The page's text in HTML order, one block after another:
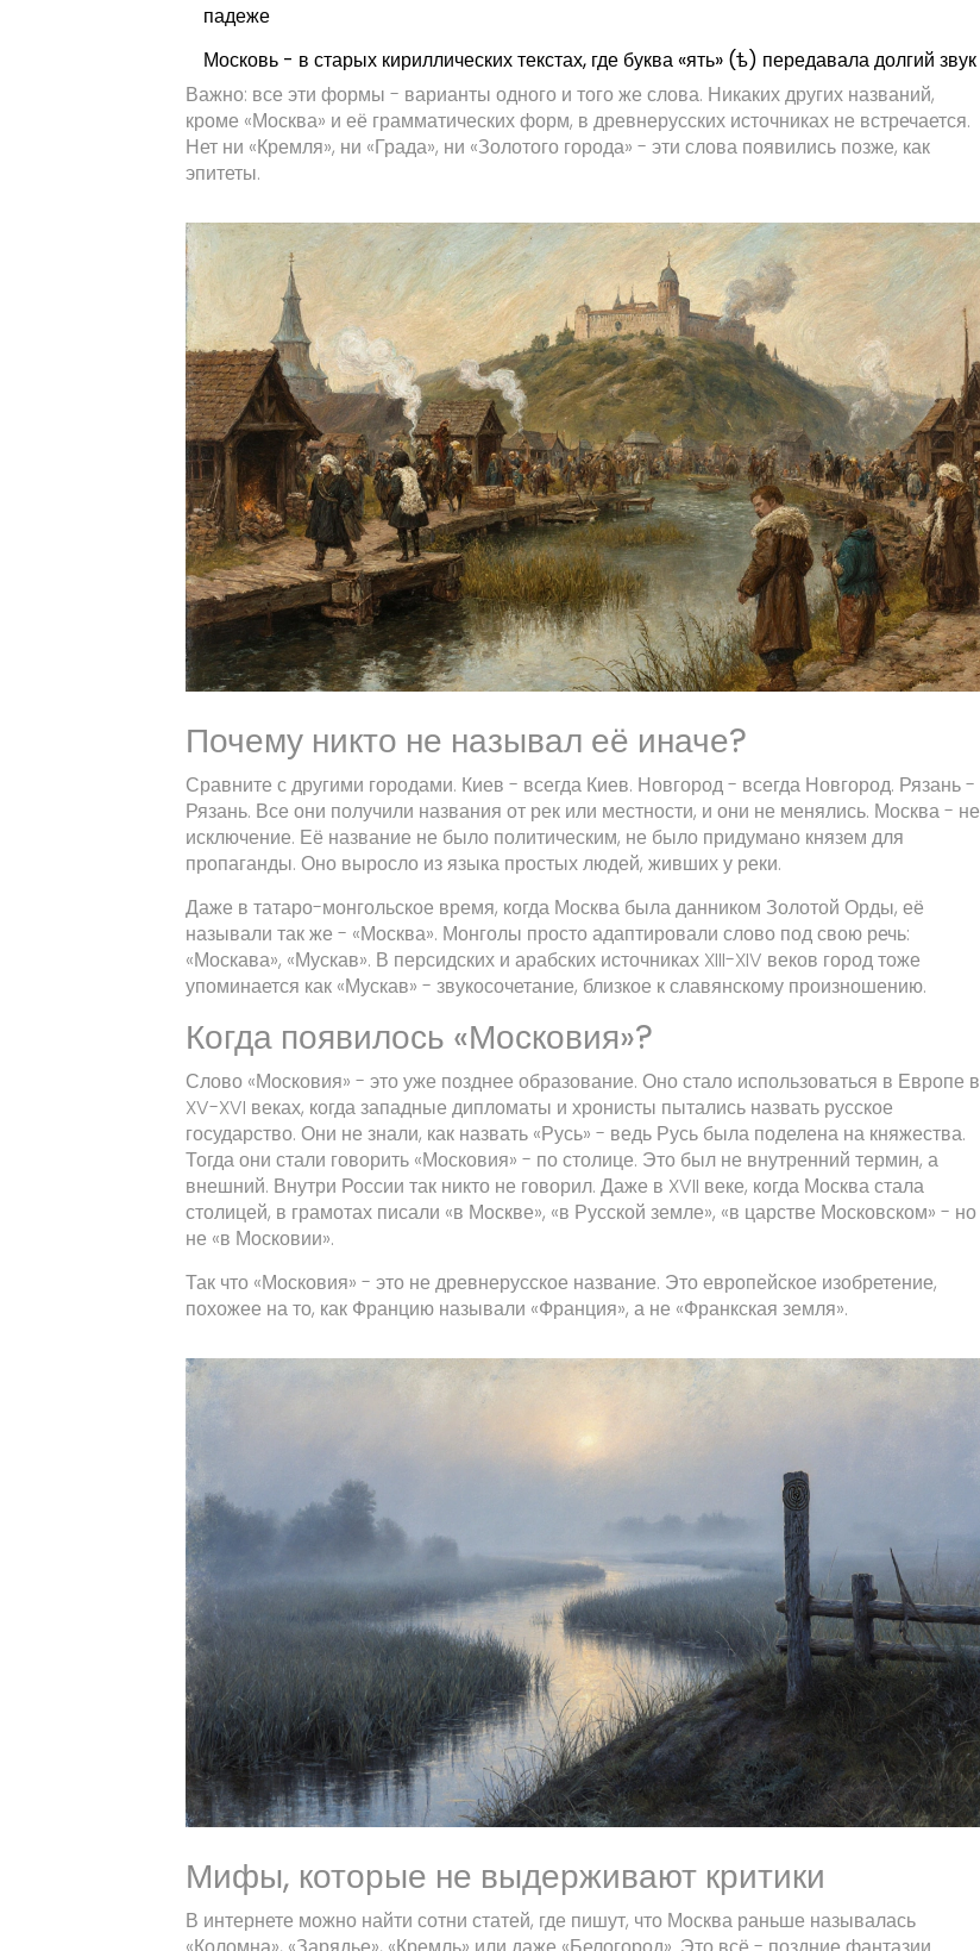
падеже
Московь - в старых кириллических текстах, где буква «ять» (ѣ) передавала долгий звук
Важно: все эти формы - варианты одного и того же слова. Никаких других названий,
кроме «Москва» и её грамматических форм, в древнерусских источниках не встречается.
Нет ни «Кремля», ни «Града», ни «Золотого города» - эти слова появились позже, как
эпитеты.
Почему никто не называл её иначе?
Сравните с другими городами. Киев - всегда Киев. Новгород - всегда Новгород. Рязань -
Рязань. Все они получили названия от рек или местности, и они не менялись. Москва - не
исключение. Её название не было политическим, не было придумано князем для
пропаганды. Оно выросло из языка простых людей, живших у реки.
Даже в татаро-монгольское время, когда Москва была данником Золотой Орды, её
называли так же - «Москва». Монголы просто адаптировали слово под свою речь:
«Москава», «Мускав». В персидских и арабских источниках XIII-XIV веков город тоже
упоминается как «Мускав» - звукосочетание, близкое к славянскому произношению.
Когда появилось «Московия»?
Слово «Московия» - это уже позднее образование. Оно стало использоваться в Европе в
XV-XVI веках, когда западные дипломаты и хронисты пытались назвать русское
государство. Они не знали, как назвать «Русь» - ведь Русь была поделена на княжества.
Тогда они стали говорить «Московия» - по столице. Это был не внутренний термин, а
внешний. Внутри России так никто не говорил. Даже в XVII веке, когда Москва стала
столицей, в грамотах писали «в Москве», «в Русской земле», «в царстве Московском» - но
не «в Московии».
Так что «Московия» - это не древнерусское название. Это европейское изобретение,
похожее на то, как Францию называли «Франция», а не «Франкская земля».
Мифы, которые не выдерживают критики
В интернете можно найти сотни статей, где пишут, что Москва раньше называлась